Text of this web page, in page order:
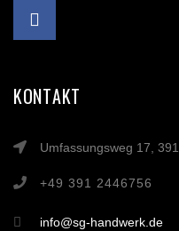
KONTAKT
Umfassungsweg 17,
+49 391 2446756
info@sg-handwerk.de